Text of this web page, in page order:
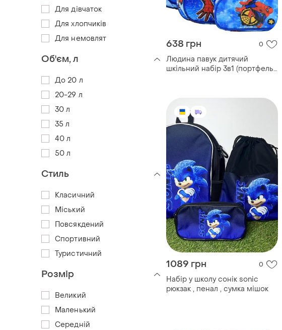
638 грн 0
Людина павук дитячий
шкільний набір 3в1 (портфель
1089 грн 0
Набір у школу сонік sonic
рюкзак , пенал , сумка мішок
Для дівчаток
Для хлопчиків
Для немовлят
Об'єм, л
До 20 л
20-29 л
30 л
35 л
40 л
50 л
Стиль
Класичний
Міський
Повсякдений
Спортивний
Туристичний
Розмір
Великий
Маленький
Середній